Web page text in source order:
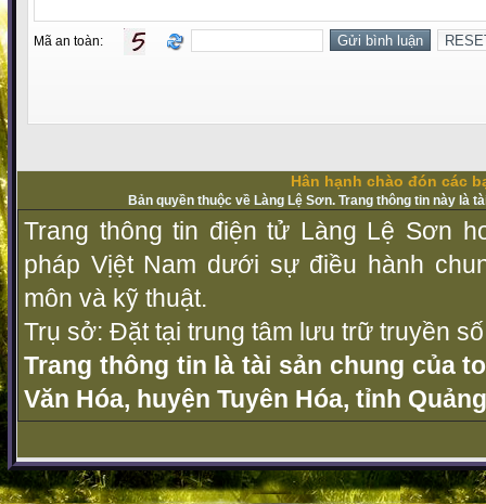
Mã an toàn:
Hân hạnh chào đón các
Bản quyền thuộc về Làng Lệ Sơn. Trang thông tin này là
Trang thông tin điện tử Làng Lệ Sơn
pháp Vịệt Nam dưới sự điều hành
môn và kỹ thuật.
Trụ sở: Đặt tại trung tâm lưu trữ truyền
Trang thông tin là tài sản chung của
Văn Hóa, huyện Tuyên Hóa, tỉnh